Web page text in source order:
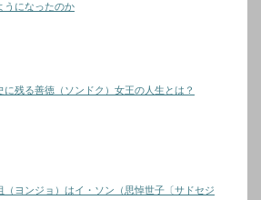
うになったのか
に残る善徳（ソンドク）女王の人生とは？
（ヨンジョ）はイ・ソン（思悼世子〔サドセジ